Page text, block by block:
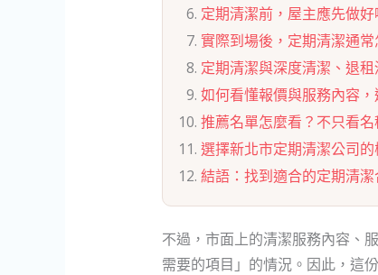
定期清潔前，屋主應先做
實際到場後，定期清潔通
定期清潔與深度清潔、退
如何看懂報價與服務內容
推薦名單怎麼看？不只看
選擇新北市定期清潔公司
結語：找到適合的定期清
不過，市面上的清潔服務內容、
需要的項目」的情況。因此，這